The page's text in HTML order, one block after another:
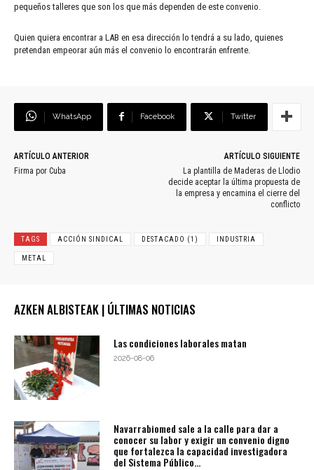
pequeños talleres que son los que más dependen de este convenio.
Quien quiera encontrar a LAB en esa dirección lo tendrá a su lado, quienes
pretendan empeorar aún más el convenio lo encontrarán enfrente.
WhatsApp Facebook Twitter
ARTÍCULO ANTERIOR
Firma por Cuba
ARTÍCULO SIGUIENTE
La plantilla de Maderas de Llodio
decide aceptar la última propuesta de
la empresa y encamina el cierre del
conflicto
TAGS ACCIÓN SINDICAL DESTACADO (1) INDUSTRIA
METAL
AZKEN ALBISTEAK | ÚLTIMAS NOTICIAS
Las condiciones laborales matan
2026-08-06
Navarrabiomed sale a la calle para dar a
conocer su labor y exigir un convenio digno
que fortalezca la capacidad investigadora
del Sistema Público...